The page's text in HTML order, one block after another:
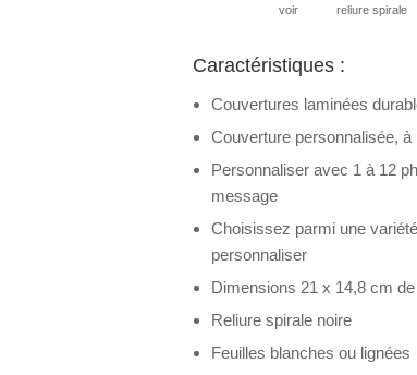
voir reliure spirale
Caractéristiques :
Couvertures laminées
Couverture personnalisée,
Personnaliser avec 1 à 12
message
Choisissez parmi une
personnaliser
Dimensions 21 x 14,8 cm de
Reliure spirale noire
Feuilles blanches ou lignées